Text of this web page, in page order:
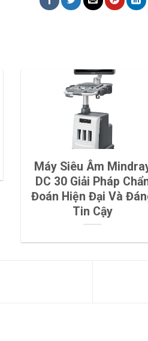
Máy Siêu Âm
DC 30 Giải Pháp
Đoán Hiện Đại Và
Tin Cậy